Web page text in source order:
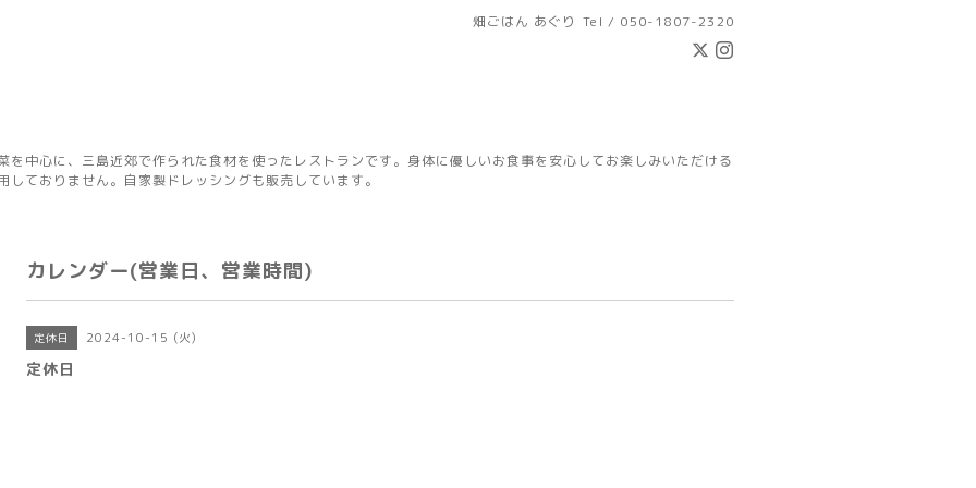
畑ごはん あぐり Tel / 050-1807-2320
を中心に、三島近郊で作られた食材を使ったレストランです。身体に優しいお食事を安心してお楽しみいただける
ておりません。自家製ドレッシングも販売しています。
カレンダー(営業日、営業時間)
定休日 2024-10-15 (火)
定休日